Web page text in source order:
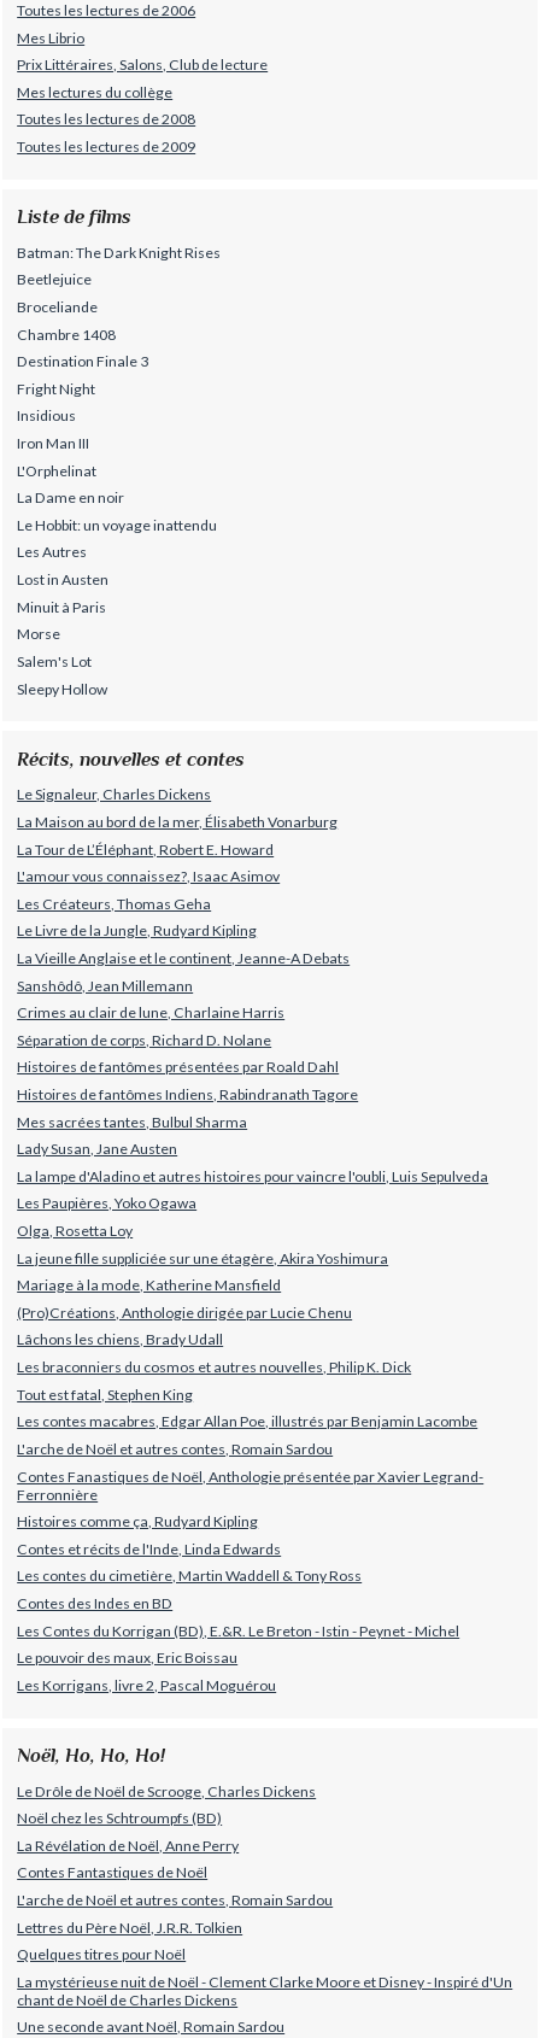
Toutes les lectures de 2006
Mes Librio
Prix Littéraires, Salons, Club de lecture
Mes lectures du collège
Toutes les lectures de 2008
Toutes les lectures de 2009
Liste de films
Batman: The Dark Knight Rises
Beetlejuice
Broceliande
Chambre 1408
Destination Finale 3
Fright Night
Insidious
Iron Man III
L'Orphelinat
La Dame en noir
Le Hobbit: un voyage inattendu
Les Autres
Lost in Austen
Minuit à Paris
Morse
Salem's Lot
Sleepy Hollow
Récits, nouvelles et contes
Le Signaleur, Charles Dickens
La Maison au bord de la mer, Élisabeth Vonarburg
La Tour de L’Éléphant, Robert E. Howard
L'amour vous connaissez?, Isaac Asimov
Les Créateurs, Thomas Geha
Le Livre de la Jungle, Rudyard Kipling
La Vieille Anglaise et le continent, Jeanne-A Debats
Sanshôdô, Jean Millemann
Crimes au clair de lune, Charlaine Harris
Séparation de corps, Richard D. Nolane
Histoires de fantômes présentées par Roald Dahl
Histoires de fantômes Indiens, Rabindranath Tagore
Mes sacrées tantes, Bulbul Sharma
Lady Susan, Jane Austen
La lampe d'Aladino et autres histoires pour vaincre l'oubli, Luis Sepulveda
Les Paupières, Yoko Ogawa
Olga, Rosetta Loy
La jeune fille suppliciée sur une étagère, Akira Yoshimura
Mariage à la mode, Katherine Mansfield
(Pro)Créations, Anthologie dirigée par Lucie Chenu
Lâchons les chiens, Brady Udall
Les braconniers du cosmos et autres nouvelles, Philip K. Dick
Tout est fatal, Stephen King
Les contes macabres, Edgar Allan Poe, illustrés par Benjamin Lacombe
L'arche de Noël et autres contes, Romain Sardou
Contes Fanastiques de Noël, Anthologie présentée par Xavier Legrand-
Ferronnière
Histoires comme ça, Rudyard Kipling
Contes et récits de l'Inde, Linda Edwards
Les contes du cimetière, Martin Waddell & Tony Ross
Contes des Indes en BD
Les Contes du Korrigan (BD), E.&R. Le Breton - Istin - Peynet - Michel
Le pouvoir des maux, Eric Boissau
Les Korrigans, livre 2, Pascal Moguérou
Noël, Ho, Ho, Ho!
Le Drôle de Noël de Scrooge, Charles Dickens
Noël chez les Schtroumpfs (BD)
La Révélation de Noël, Anne Perry
Contes Fantastiques de Noël
L'arche de Noël et autres contes, Romain Sardou
Lettres du Père Noël, J.R.R. Tolkien
Quelques titres pour Noël
La mystérieuse nuit de Noël - Clement Clarke Moore et Disney - Inspiré d'Un
chant de Noël de Charles Dickens
Une seconde avant Noël, Romain Sardou